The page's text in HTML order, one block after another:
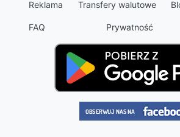
Reklama Transfery walutowe
FAQ Prywatność